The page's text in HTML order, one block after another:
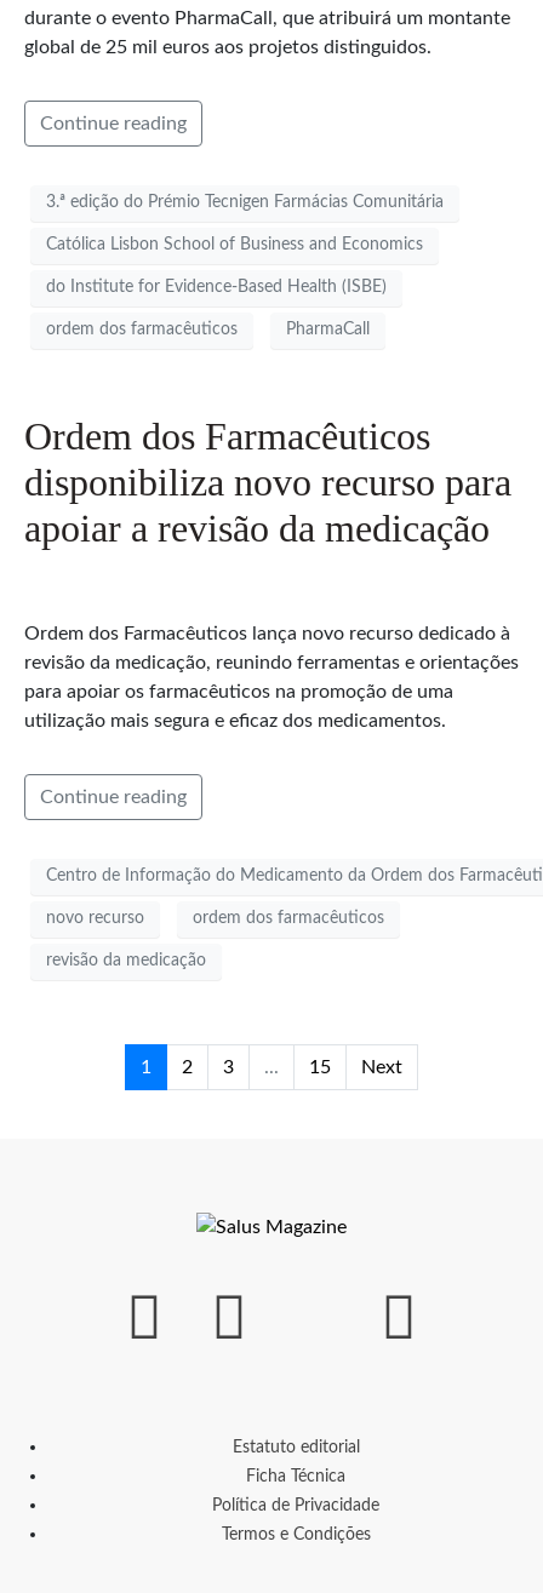
durante o evento PharmaCall, que atribuirá um montante
global de 25 mil euros aos projetos distinguidos.
Continue reading
3.ª edição do Prémio Tecnigen Farmácias Comunitária
Católica Lisbon School of Business and Economics
do Institute for Evidence-Based Health (ISBE)
ordem dos farmacêuticos PharmaCall
Ordem dos Farmacêuticos
disponibiliza novo recurso para
apoiar a revisão da medicação
Ordem dos Farmacêuticos lança novo recurso dedicado à
revisão da medicação, reunindo ferramentas e orientações
para apoiar os farmacêuticos na promoção de uma
utilização mais segura e eficaz dos medicamentos.
Continue reading
Centro de Informação do Medicamento da Ordem dos
novo recurso ordem dos farmacêuticos
revisão da medicação
1 2 3 ... 15 Next
Estatuto editorial
Ficha Técnica
Política de Privacidade
Termos e Condições